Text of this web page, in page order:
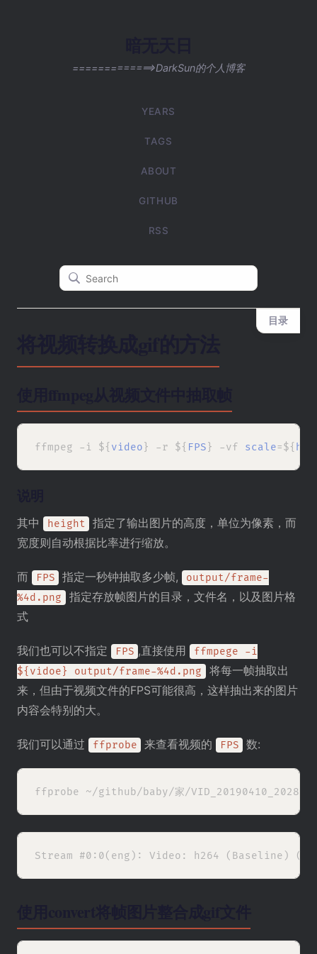
=============>DarkSun的个人博客
YEARS
TAGS
ABOUT
GITHUB
RSS
目录
ffmpeg -i ${ video } -r ${ FPS } -vf scale=${
其中 height
指定了输出图片的高度，单位为像素，而
宽度则自动根据比率进行缩放。
而 FPS 指定一秒钟抽取多少帧, output/frame-
%4d.png 指定存放帧图片的目录，文件名，以及图片格
式
我们也可以不指定 FPS ,直接使用 ffmpege -i
${vidoe} output/frame-%4d.png 将每一帧抽取出
来，但由于视频文件的FPS可能很高，这样抽出来的图片
内容会特别的大。
我们可以通过 ffprobe 来查看视频的 FPS 数: